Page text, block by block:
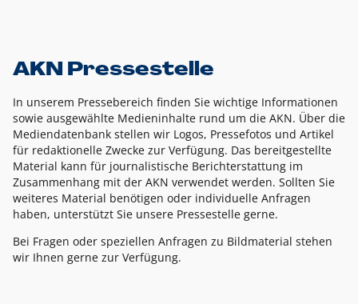
AKN Pressestelle
In unserem Pressebereich finden Sie wichtige Informationen
sowie ausgewählte Medieninhalte rund um die AKN. Über die
Mediendatenbank stellen wir Logos, Pressefotos und Artikel
für redaktionelle Zwecke zur Verfügung. Das bereitgestellte
Material kann für journalistische Berichterstattung im
Zusammenhang mit der AKN verwendet werden. Sollten Sie
weiteres Material benötigen oder individuelle Anfragen
haben, unterstützt Sie unsere Pressestelle gerne.
Bei Fragen oder speziellen Anfragen zu Bildmaterial stehen
wir Ihnen gerne zur Verfügung.